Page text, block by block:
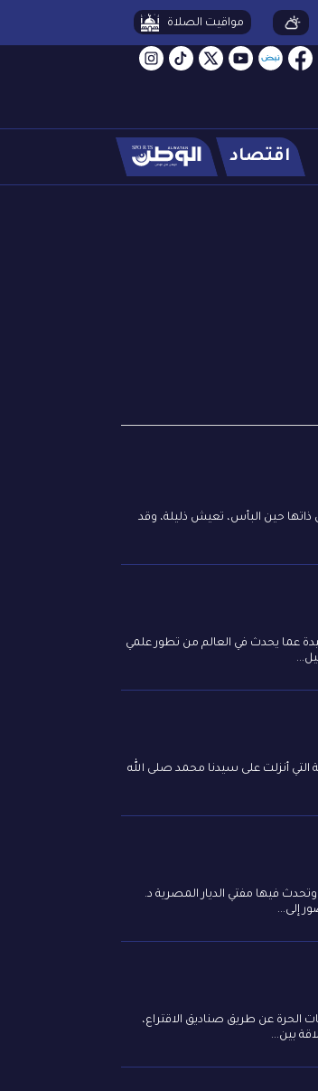
مواقيت الصلاة
اقتصاد
ذاتها حين البأس، تعيش ذليلة، وقد
عما يحدث في العالم من تطور علمي
التي أنزلت على سيدنا محمد صلى الله
12-2020، بثت قناة النيل الإخبارية مباشرةً فعاليات اجتماع تلك الدار، ونتائج الفتاوى التي باشرتها خلال سنة، وبلغت 1300 فتوى وتحدث فيها مفتي الديار المصرية د.
إلى...
الحرة عن طريق صناديق الاقتراع،
بين...